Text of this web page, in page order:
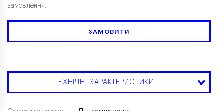
замовлення.
ЗАМОВИТИ
ТЕХНІЧНІ ХАРАКТЕРИСТИКИ